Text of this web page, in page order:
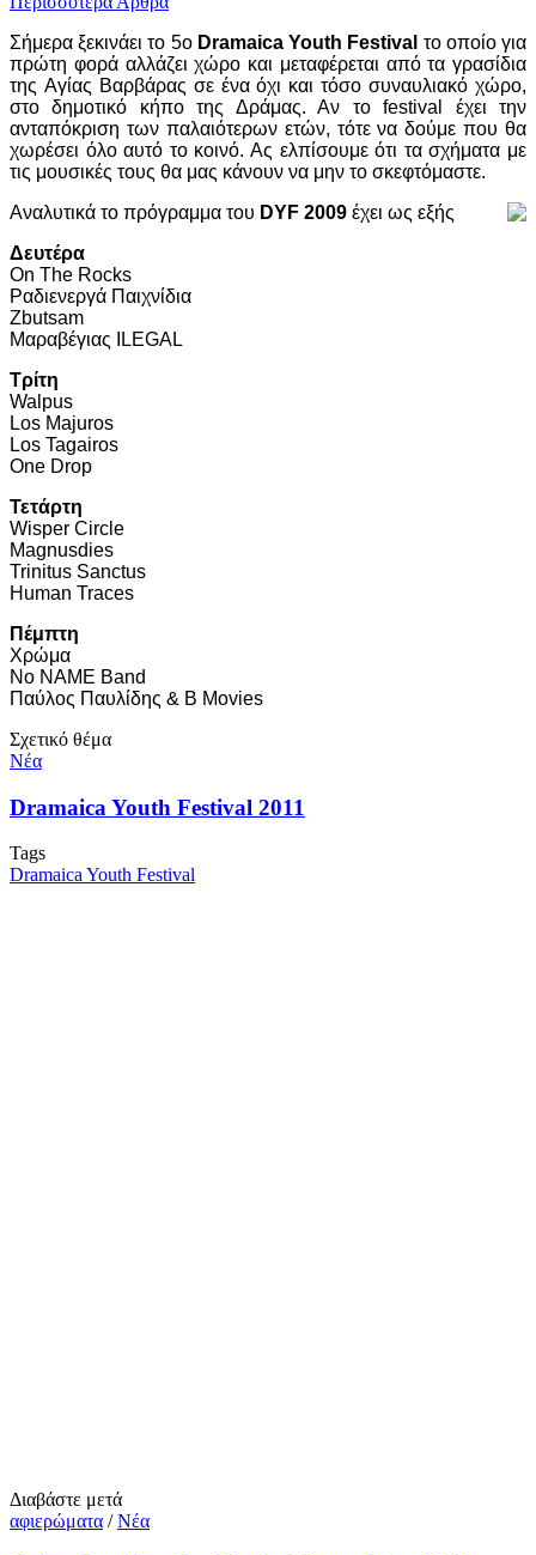
Σήμερα ξεκινάει το 5ο Dramaica Youth Festival το οποίο για
πρώτη φορά αλλάζει χώρο και μεταφέρεται από τα γρασίδια
της Aγίας Βαρβάρας σε ένα όχι και τόσο συναυλιακό χώρο,
στο δημοτικό κήπο της Δράμας. Αν το festival έχει την
ανταπόκριση των παλαιότερων ετών, τότε να δούμε που θα
χωρέσει όλο αυτό το κοινό. Ας ελπίσουμε ότι τα σχήματα με
τις μουσικές τους θα μας κάνουν να μην το σκεφτόμαστε.
Αναλυτικά το πρόγραμμα του DYF 2009 έχει ως εξής
Δευτέρα
On The Rocks
Ραδιενεργά Παιχνίδια
Zbutsam
Μαραβέγιας ILEGAL
Τρίτη
Walpus
Los Majuros
Los Tagairos
One Drop
Τετάρτη
Wisper Circle
Magnusdies
Trinitus Sanctus
Human Traces
Πέμπτη
Χρώμα
No NAME Band
Παύλος Παυλίδης & B Movies
Σχετικό θέμα
Νέα
Dramaica Youth Festival 2011
Tags
Dramaica Youth Festival
Διαβάστε μετά
αφιερώματα /Νέα